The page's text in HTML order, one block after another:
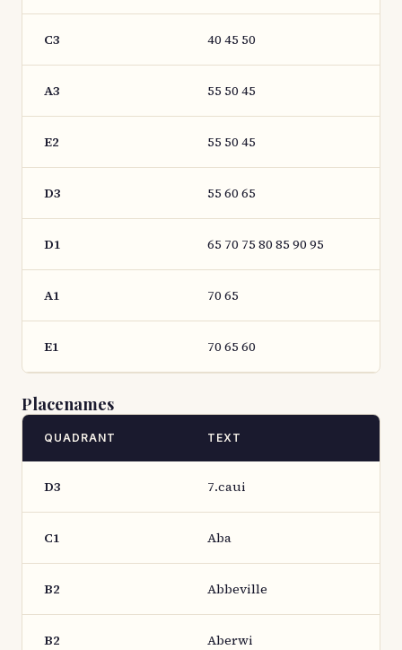
C3 40 45 50
A3 55 50 45
E2 55 50 45
D3 55 60 65
D1 65 70 75 80 85 90 95
A1 70 65
E1 70 65 60
Placenames
QUADRANT TEXT
D3 7.caui
C1 Aba
B2 Abbeville
B2 Aberwi